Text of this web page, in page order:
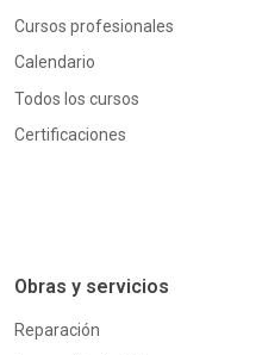
Cursos profesionales
Calendario
Todos los cursos
Certificaciones
Obras y servicios
Reparación